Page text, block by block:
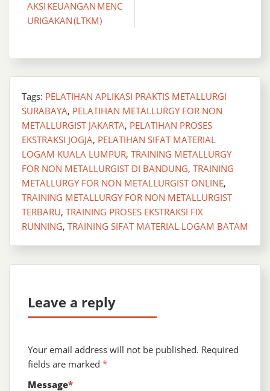
AKSI KEUANGAN MENC
URIGAKAN (LTKM)
Tags: PELATIHAN APLIKASI PRAKTIS METALLURGI
SURABAYA, PELATIHAN METALLURGY FOR NON
METALLURGIST JAKARTA, PELATIHAN PROSES
EKSTRAKSI JOGJA, PELATIHAN SIFAT MATERIAL
LOGAM KUALA LUMPUR, TRAINING METALLURGY
FOR NON METALLURGIST DI BANDUNG, TRAINING
METALLURGY FOR NON METALLURGIST ONLINE,
TRAINING METALLURGY FOR NON METALLURGIST
TERBARU, TRAINING PROSES EKSTRAKSI FIX
RUNNING, TRAINING SIFAT MATERIAL LOGAM BATAM
Leave a reply
Your email address will not be published. Required
fields are marked *
Message*